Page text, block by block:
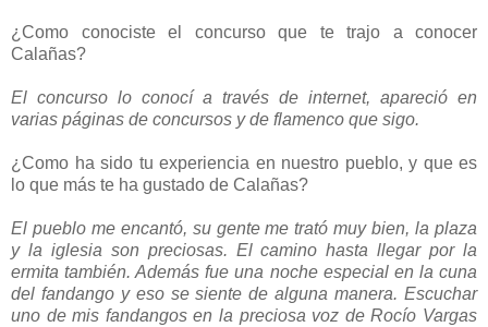
¿Como conociste el concurso que te trajo a conocer
Calañas?
El concurso lo conocí a través de internet, apareció en
varias páginas de concursos y de flamenco que sigo.
¿Como ha sido tu experiencia en nuestro pueblo, y que es
lo que más te ha gustado de Calañas?
El pueblo me encantó, su gente me trató muy bien, la plaza
y la iglesia son preciosas. El camino hasta llegar por la
ermita también. Además fue una noche especial en la cuna
del fandango y eso se siente de alguna manera. Escuchar
uno de mis fandangos en la preciosa voz de Rocío Vargas